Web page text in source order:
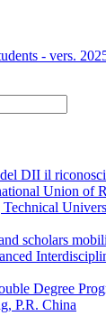
- vers.
DII il
Union of
Technical
scholars
Degree
P.R. China